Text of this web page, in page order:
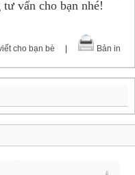
vấn cho bạn nhé!
cho bạn bè | Bản in